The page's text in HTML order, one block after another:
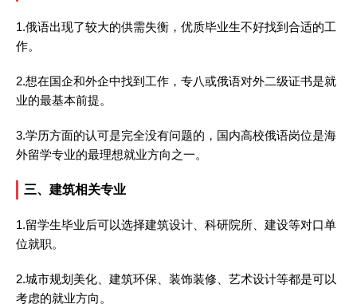
1.俄语出现了较大的供需失衡，优质毕业生不好找到合适的工
作。
2.想在国企和外企中找到工作，专八或俄语对外二级证书是就
业的最基本前提。
3.学历方面的认可是完全没有问题的，国内高校俄语岗位是海
外留学专业的最理想就业方向之一。
三、建筑相关专业
1.留学生毕业后可以选择建筑设计、科研院所、建设等对口单
位就职。
2.城市规划美化、建筑环保、装饰装修、艺术设计等都是可以
考虑的就业方向。